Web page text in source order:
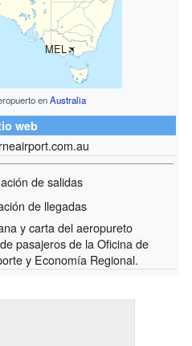
MEL
enAustralia
web
de salidas
de llegadas
y carta del aeropureto
pasajeros de la Oficina de
y Economía Regional.